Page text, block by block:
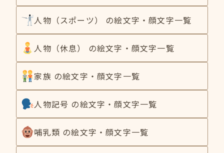
人物（スポーツ） の絵文字・顔文字一覧
人物（休息） の絵文字・顔文字一覧
家族 の絵文字・顔文字一覧
人物記号 の絵文字・顔文字一覧
哺乳類 の絵文字・顔文字一覧